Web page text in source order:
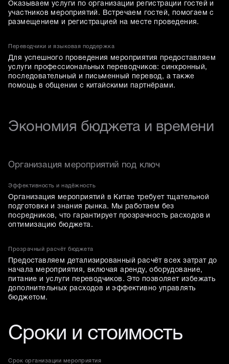
Оказываем услуги по организации регистрации гостей и
участников мероприятий. Встречаем гостей, помогаем с
размещением и регистрацией на месте проведения.
Переводчики и языковая поддержка
Для успешного проведения мероприятия предоставляем
услуги профессиональных переводчиков: синхронный,
последовательный и письменный перевод, а также
помощь в общении с китайскими партнёрами.
Экономия бюджета и времени
Организация мероприятий под ключ
Эффективность и надёжность
Организация мероприятий в Китае требует тщательной
подготовки и знания рынка. Мы работаем без
посредников, что гарантирует прозрачность расходов и
оптимизацию бюджета.
Прозрачный расчёт бюджета
Предоставляем детализированный расчёт всех затрат до
начала мероприятия, включая аренду, оборудование,
питание и услуги переводчиков. Это позволяет избежать
дополнительных расходов и эффективно управлять
бюджетом.
Сроки и стоимость
Срок организации мероприятия